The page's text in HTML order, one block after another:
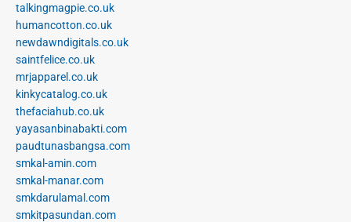
talkingmagpie.co.uk
humancotton.co.uk
newdawndigitals.co.uk
saintfelice.co.uk
mrjapparel.co.uk
kinkycatalog.co.uk
thefaciahub.co.uk
yayasanbinabakti.com
paudtunasbangsa.com
smkal-amin.com
smkal-manar.com
smkdarulamal.com
smkitpasundan.com